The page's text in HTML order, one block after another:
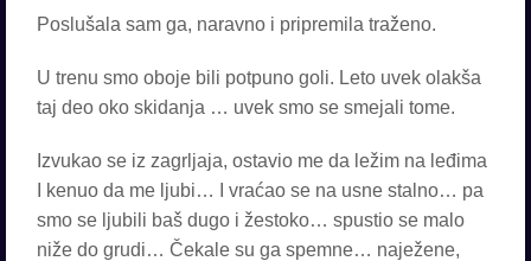
Poslušala sam ga, naravno i pripremila traženo.
U trenu smo oboje bili potpuno goli. Leto uvek olakša
taj deo oko skidanja … uvek smo se smejali tome.
Izvukao se iz zagrljaja, ostavio me da ležim na leđima
I kenuo da me ljubi… I vraćao se na usne stalno… pa
smo se ljubili baš dugo i žestoko… spustio se malo
niže do grudi… Čekale su ga spemne… naježene,